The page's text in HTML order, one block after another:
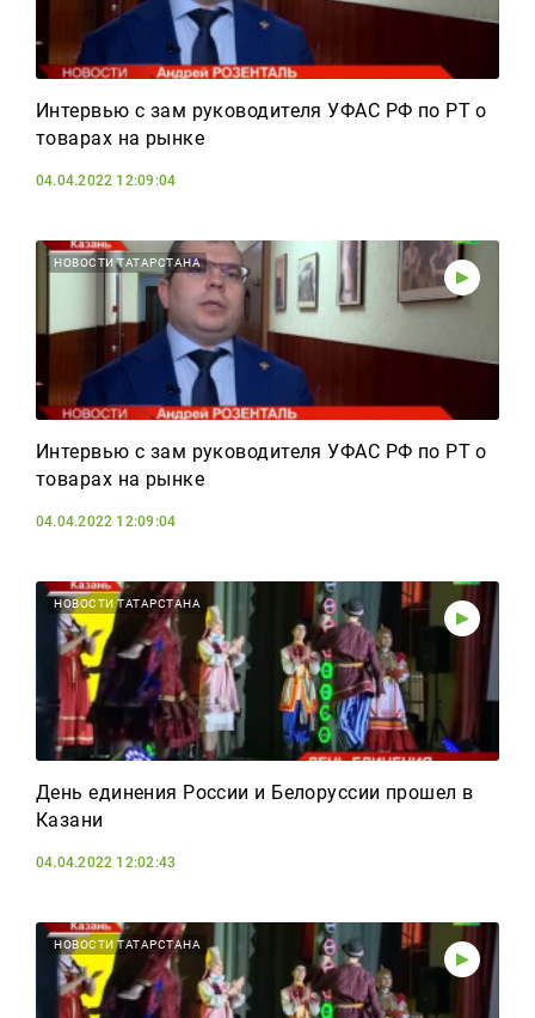
Интервью с зам руководителя УФАС РФ по РТ о
товарах на рынке
04.04.2022 12:09:04
НОВОСТИ ТАТАРСТАНА
Интервью с зам руководителя УФАС РФ по РТ о
товарах на рынке
04.04.2022 12:09:04
НОВОСТИ ТАТАРСТАНА
День единения России и Белоруссии прошел в
Казани
04.04.2022 12:02:43
НОВОСТИ ТАТАРСТАНА